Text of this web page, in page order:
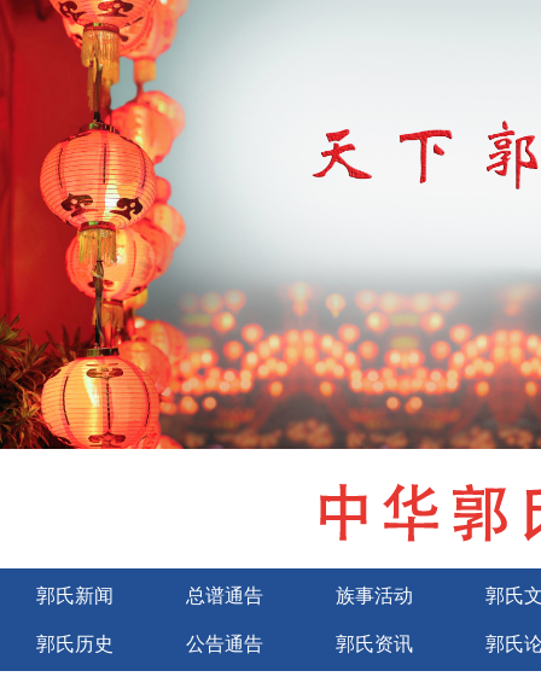
郭氏新闻 总谱通告 族事活动 郭氏
郭氏历史 公告通告 郭氏资讯 郭氏